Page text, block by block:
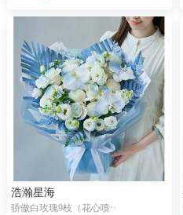
浩瀚星海
骄傲白玫瑰9枝（花心喷··